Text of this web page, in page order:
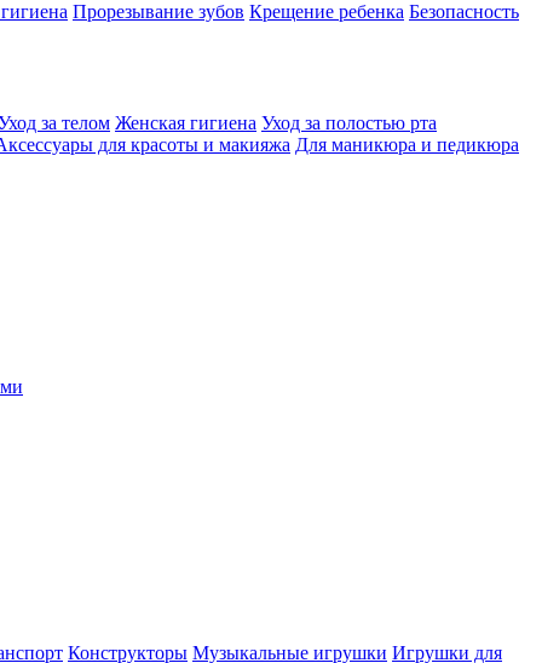
Прорезывание зубов Крещение ребенка Безопасность
за телом Женская гигиена Уход за полостью рта
для красоты и макияжа Для маникюра и педикюра
Конструкторы Музыкальные игрушки Игрушки для